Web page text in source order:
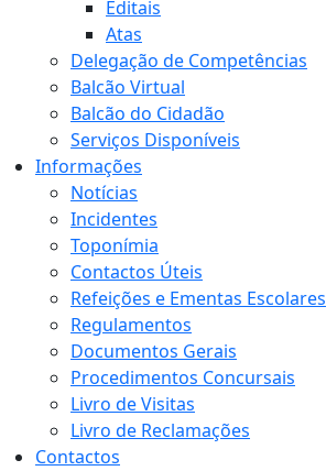
Editais
Atas
Delegação de Competências
Balcão Virtual
Balcão do Cidadão
Serviços Disponíveis
Informações
Notícias
Incidentes
Toponímia
Contactos Úteis
Refeições e Ementas Escolares
Regulamentos
Documentos Gerais
Procedimentos Concursais
Livro de Visitas
Livro de Reclamações
Contactos